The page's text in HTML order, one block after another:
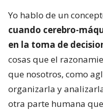
Yo hablo de un
cuando cerebro-
en la toma de
cosas que el
que nosotros, como
organizarla y
otra parte humana